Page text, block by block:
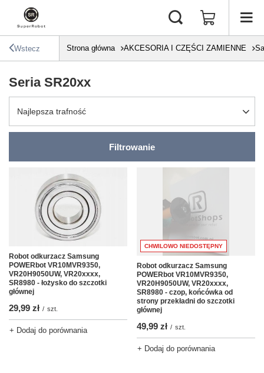
Wstecz Strona główna AKCESORIA I CZĘŚCI ZAMIENNE
Seria SR20xx
Zmień sortowanie
Najlepsza trafność
Filtrowanie
Robot odkurzacz Samsung
POWERbot VR10MVR9350,
VR20H9050UW, VR20xxxx,
SR8980 - łożysko do szczotki
głównej
29,99 zł / szt.
+ Dodaj do porównania
CHWILOWO NIEDOSTĘPNY
Robot odkurzacz Samsung
POWERbot VR10MVR9350,
VR20H9050UW, VR20xxxx,
SR8980 - czop, końcówka od
strony przekładni do szczotki
głównej
49,99 zł / szt.
+ Dodaj do porównania